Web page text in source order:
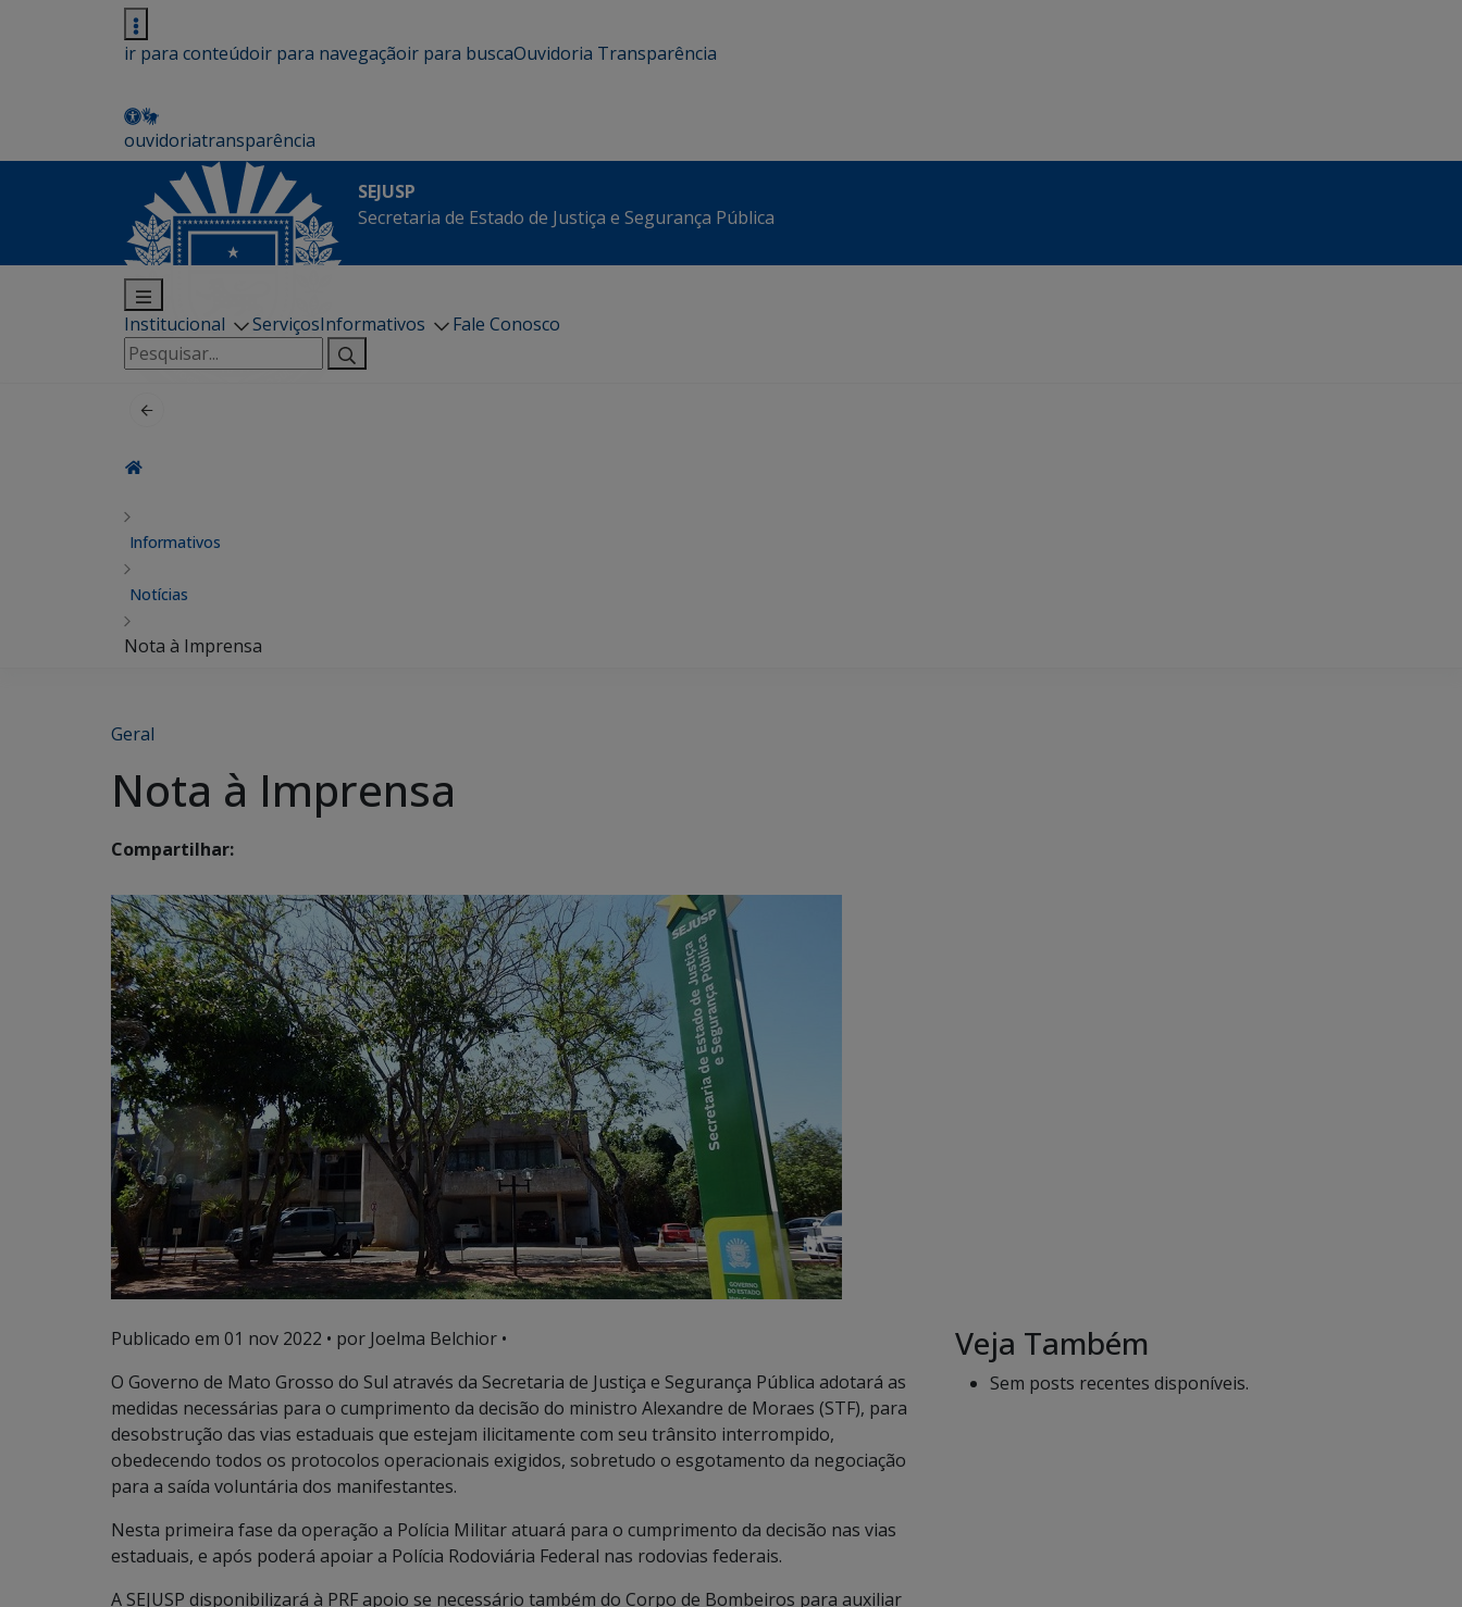
ir para conteúdoir para navegaçãoir para buscaOuvidoria Transparência
ouvidoriatransparência
SEJUSP
Secretaria de Estado de Justiça e Segurança Pública
Institucional ServiçosInformativos
Fale Conosco
Pesquisar
por:
Informativos
Notícias
Nota à Imprensa
Geral
Nota à Imprensa
Compartilhar:
Publicado em 01 nov 2022 • por Joelma Belchior •
O Governo de Mato Grosso do Sul através da Secretaria de Justiça e Segurança Pública adotará as
medidas necessárias para o cumprimento da decisão do ministro Alexandre de Moraes (STF), para
desobstrução das vias estaduais que estejam ilicitamente com seu trânsito interrompido,
obedecendo todos os protocolos operacionais exigidos, sobretudo o esgotamento da negociação
para a saída voluntária dos manifestantes.
Nesta primeira fase da operação a Polícia Militar atuará para o cumprimento da decisão nas vias
estaduais, e após poderá apoiar a Polícia Rodoviária Federal nas rodovias federais.
A SEJUSP disponibilizará à PRF apoio se necessário também do Corpo de Bombeiros para auxiliar
Veja Também
Sem posts recentes disponíveis.